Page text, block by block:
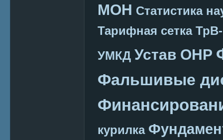
МОН Статистика
Тарифная сетка
УМКД Устав ОНР
Фальшивые
курилка